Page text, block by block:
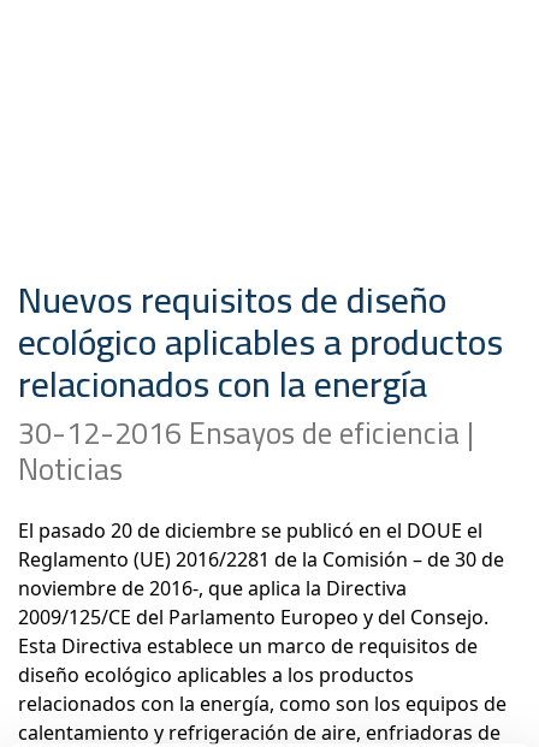
Nuevos requisitos de diseño
ecológico aplicables a productos
relacionados con la energía
30-12-2016 Ensayos de eficiencia |
Noticias
El pasado 20 de diciembre se publicó en el DOUE el
Reglamento (UE) 2016/2281 de la Comisión – de 30 de
noviembre de 2016-, que aplica la Directiva
2009/125/CE del Parlamento Europeo y del Consejo.
Esta Directiva establece un marco de requisitos de
diseño ecológico aplicables a los productos
relacionados con la energía, como son los equipos de
calentamiento y refrigeración de aire, enfriadoras de